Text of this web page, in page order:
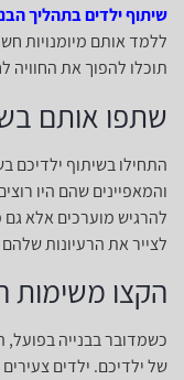
שיתוף ילדים בתהליך
ללמד אותם מיומנויות
תוכלו להפוך את החוויה
שתפו אותם
התחילו בשיתוף ילדיכם
והמאפיינים שהם היו
להרגיש מוערכים אלא
לצייר את הרעיונות
הקצו משימות
כשמדובר בבנייה בפועל,
של ילדיכם. ילדים